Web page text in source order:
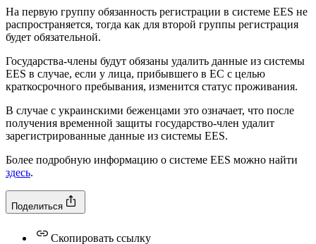
На первую группу обязанность регистрации в системе EES не
распространяется, тогда как для второй группы регистрация
будет обязательной.
Государства-члены будут обязаны удалить данные из системы
EES в случае, если у лица, прибывшего в ЕС с целью
краткосрочного пребывания, изменится статус проживания.
В случае с украинскими беженцами это означает, что после
получения временной защиты государство-член удалит
зарегистрированные данные из системы EES.
Более подробную информацию о системе EES можно найти
здесь.
Поделиться
Скопировать ссылку